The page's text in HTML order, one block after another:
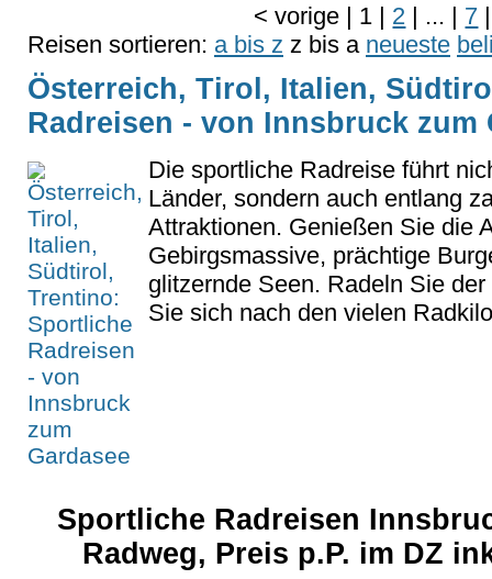
<vorige | 1 | 2 | ... | 7 |
Reisen sortieren: a bis z z bis a neueste
Österreich, Tirol, Italien,
Radreisen - von Innsbruck zum
Die sportliche Radreise führt
Länder, sondern auch entlang
Attraktionen. Genießen Sie die
Gebirgsmassive, prächtige
glitzernde Seen. Radeln Sie
Sie sich nach den vielen
Sportliche Radreisen
Radweg, Preis p.P. im DZ